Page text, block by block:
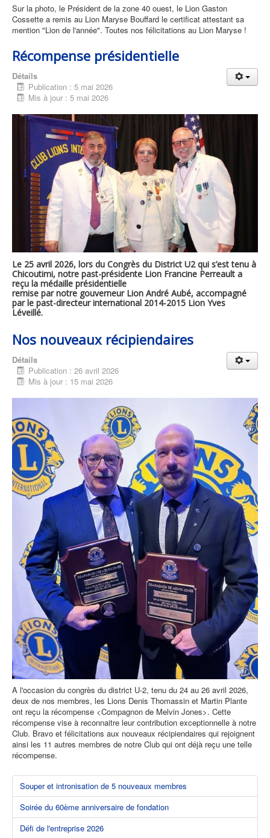
Sur la photo, le Président de la zone 40 ouest, le Lion Gaston
Cossette a remis au Lion Maryse Bouffard le certificat attestant sa
mention "Lion de l'année". Toutes nos félicitations au Lion Maryse !
Récompense présidentielle
Détails
Publication : 5 mai 2026
Mis à jour : 5 mai 2026
Le 25 avril 2026, lors du Congrès du District U2 qui s’est tenu à
Chicoutimi, notre past-présidente Lion Francine Perreault a
reçu la médaille présidentielle
remise par notre gouverneur Lion André Aubé, accompagné
par le past-directeur international 2014-2015 Lion Yves
Léveillé.
Nos nouveaux récipiendaires
Détails
Publication : 26 avril 2026
Mis à jour : 15 mai 2026
A l'occasion du congrès du district U-2, tenu du 24 au 26 avril 2026,
deux de nos membres, les Lions Denis Thomassin et Martin Plante
ont reçu la récompense <Compagnon de Melvin Jones>. Cette
récompense vise à reconnaitre leur contribution exceptionnelle à notre
Club. Bravo et félicitations aux nouveaux récipiendaires qui rejoignent
ainsi les 11 autres membres de notre Club qui ont déjà reçu une telle
récompense.
Souper et intronisation de 5 nouveaux membres
Soirée du 60ème anniversaire de fondation
Défi de l'entreprise 2026